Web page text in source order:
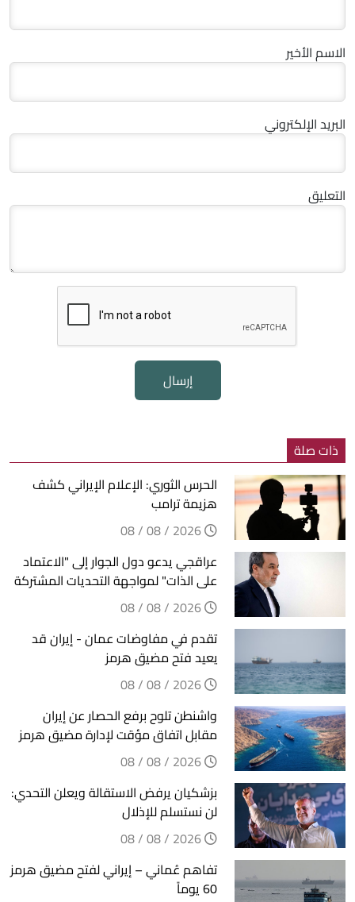
الاسم الأخير
البريد الإلكتروني
التعليق
إرسال
ذات صلة
الحرس الثوري: الإعلام الإيراني كشف
هزيمة ترامب
عراقجي يدعو دول الجوار إلى "الاعتماد
على الذات" لمواجهة التحديات المشتركة
تقدم في مفاوضات عمان - إيران قد
يعيد فتح مضيق هرمز
واشنطن تلوح برفع الحصار عن إيران
مقابل اتفاق مؤقت لإدارة مضيق هرمز
بزشكيان يرفض الاستقالة ويعلن التحدي:
لن نستسلم للإذلال
تفاهم عُماني – إيراني لفتح مضيق هرمز
60 يوماً